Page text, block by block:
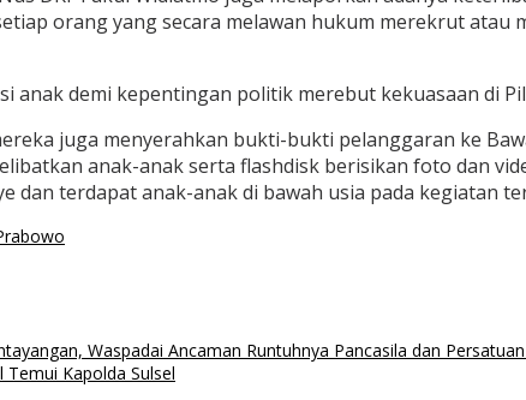
orang yang secara melawan hukum merekrut
anak demi kepentingan politik merebut kekuasaan di
juga menyerahkan bukti-bukti pelanggaran ke
anak-anak serta flashdisk berisikan foto dan
dan terdapat anak-anak di bawah usia pada kegiatan
Waspadai Ancaman Runtuhnya Pancasila dan
Temui Kapolda Sulsel